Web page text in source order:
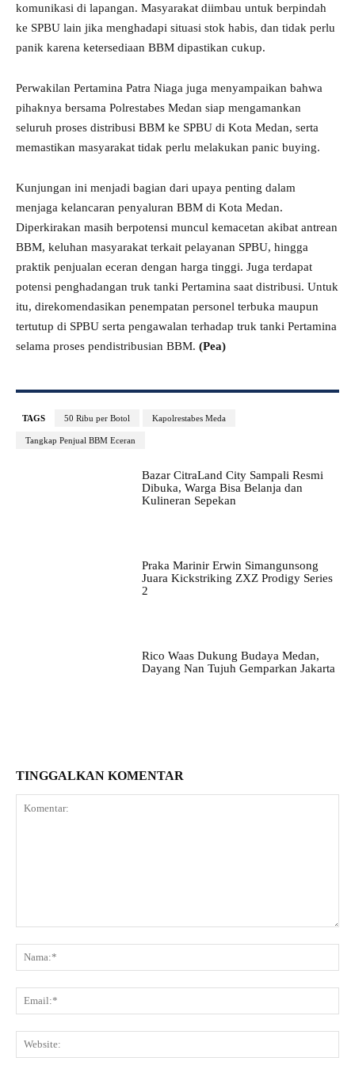
komunikasi di lapangan. Masyarakat diimbau untuk berpindah
ke SPBU lain jika menghadapi situasi stok habis, dan tidak perlu
panik karena ketersediaan BBM dipastikan cukup.
Perwakilan Pertamina Patra Niaga juga menyampaikan bahwa
pihaknya bersama Polrestabes Medan siap mengamankan
seluruh proses distribusi BBM ke SPBU di Kota Medan, serta
memastikan masyarakat tidak perlu melakukan panic buying.
Kunjungan ini menjadi bagian dari upaya penting dalam
menjaga kelancaran penyaluran BBM di Kota Medan.
Diperkirakan masih berpotensi muncul kemacetan akibat antrean
BBM, keluhan masyarakat terkait pelayanan SPBU, hingga
praktik penjualan eceran dengan harga tinggi. Juga terdapat
potensi penghadangan truk tanki Pertamina saat distribusi. Untuk
itu, direkomendasikan penempatan personel terbuka maupun
tertutup di SPBU serta pengawalan terhadap truk tanki Pertamina
selama proses pendistribusian BBM. (Pea)
TAGS 50 Ribu per Botol Kapolrestabes Meda
Tangkap Penjual BBM Eceran
Bazar CitraLand City Sampali Resmi
Dibuka, Warga Bisa Belanja dan
Kulineran Sepekan
Praka Marinir Erwin Simangunsong
Juara Kickstriking ZXZ Prodigy Series
2
Rico Waas Dukung Budaya Medan,
Dayang Nan Tujuh Gemparkan Jakarta
TINGGALKAN KOMENTAR